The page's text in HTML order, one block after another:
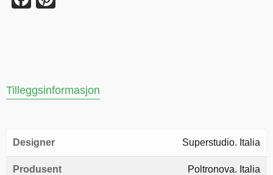
Tilleggsinformasjon
Designer Superstudio. Italia
Produsent Poltronova. Italia